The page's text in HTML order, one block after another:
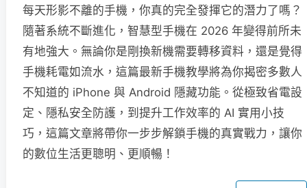
每天形影不離的手機，你真的完全發揮它的潛力了嗎？
隨著系統不斷進化，智慧型手機在 2026 年變得前所未
有地強大。無論你是剛換新機需要轉移資料，還是覺得
手機耗電如流水，這篇最新手機教學將為你揭密多數人
不知道的 iPhone 與 Android 隱藏功能。從極致省電設
定、隱私安全防護，到提升工作效率的 AI 實用小技
巧，這篇文章將帶你一步步解鎖手機的真實戰力，讓你
的數位生活更聰明、更順暢！